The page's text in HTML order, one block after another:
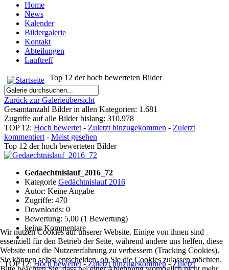
Home
News
Kalender
Bildergalerie
Kontakt
Abteilungen
Lauftreff
Top 12 der hoch bewerteten Bilder
Zurück zur Galerieübersicht
Gesamtanzahl Bilder in allen Kategorien: 1.681
Zugriffe auf alle Bilder bislang: 310.978
TOP 12: Hoch bewertet- Zuletzt hinzugekommen - Zuletzt
kommentiert- Meist gesehen
Top 12 der hoch bewerteten Bilder
Gedaechtnislauf_2016_72
Kategorie Gedächtnislauf 2016
Autor: Keine Angabe
Zugriffe: 470
Downloads: 0
Bewertung: 5,00 (1 Bewertung)
keine Kommentare
TOP 12:Hoch bewertet-Zuletzt hinzugekommen-Zuletzt
Wir nutzen Cookies auf unserer Website. Einige von ihnen sind
essenziell für den Betrieb der Seite, während andere uns helfen, diese
Website und die Nutzererfahrung zu verbessern (Tracking Cookies).
Sie können selbst entscheiden, ob Sie die Cookies zulassen möchten.